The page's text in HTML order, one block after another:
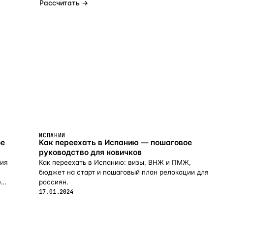
Рассчитать →
ИСПАНИИ
Как переехать в Испанию — пошаговое
руководство для новичков
Как переехать в Испанию: визы, ВНЖ и ПМЖ,
бюджет на старт и пошаговый план релокации для
россиян.
17.01.2024